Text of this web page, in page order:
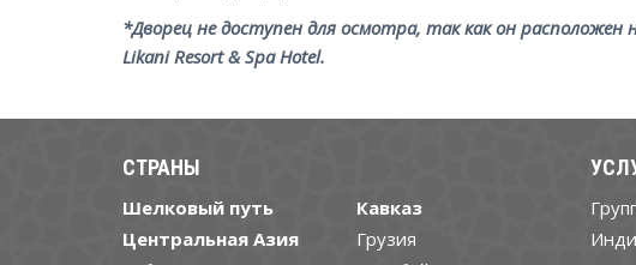
*Дворец не доступен для осмотра, так как он
Likani Resort & Spa Hotel.
СТРАНЫ
Шелковый путь
Центральная Азия
Кавказ
Грузия